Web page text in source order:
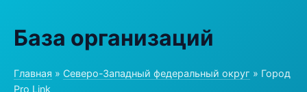
База организаций
Главная » Северо-Западный федеральный округ » Город
Pro Link